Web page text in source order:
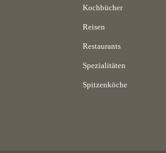
Kochbücher
Reisen
Restaurants
Spezialitäten
Spitzenköche